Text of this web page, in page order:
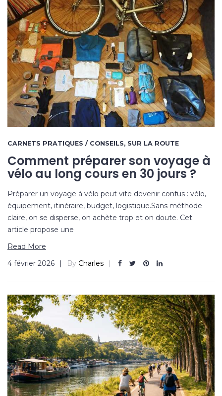
CARNETS PRATIQUES / CONSEILS, SUR LA ROUTE
Comment préparer son voyage à
vélo au long cours en 30 jours ?
Préparer un voyage à vélo peut vite devenir confus : vélo,
équipement, itinéraire, budget, logistique.Sans méthode
claire, on se disperse, on achète trop et on doute. Cet
article propose une
Read More
4 février 2026
By Charles